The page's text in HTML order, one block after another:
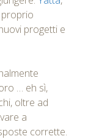
progetti e
… eh sì,
oltre ad
a
corrette.